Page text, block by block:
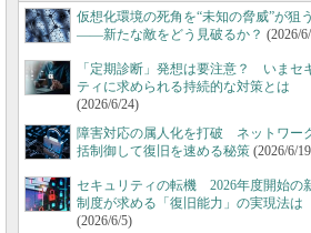
仮想化環境の死角を“未知の脅威”が狙
――新たな敵をどう見破るか？ (2026/
「定期診断」発想は要注意？ いまセ
ティに求められる持続的な対策とは
(2026/6/24)
障害対応の属人化を打破 ネットワー
括制御して復旧を速める秘策 (2026/6/
セキュリティの転機 2026年度開始の
制度が求める「復旧能力」の実現法は
(2026/6/5)